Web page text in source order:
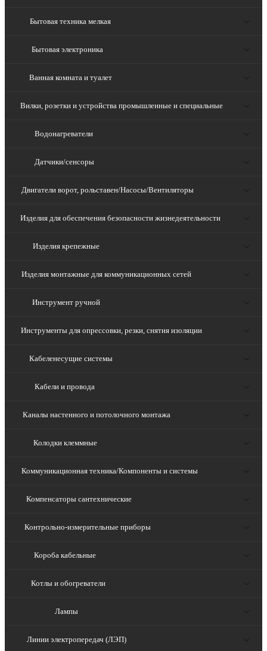
Бытовая техника мелкая
Бытовая электроника
Ванная комната и туалет
Вилки, розетки и устройства промышленные и специальные
Водонагреватели
Датчики/сенсоры
Двигатели ворот, рольставен/Насосы/Вентиляторы
Изделия для обеспечения безопасности жизнедеятельности
Изделия крепежные
Изделия монтажные для коммуникационных сетей
Инструмент ручной
Инструменты для опрессовки, резки, снятия изоляции
Кабеленесущие системы
Кабели и провода
Каналы настенного и потолочного монтажа
Колодки клеммные
Коммуникационная техника/Компоненты и системы
Компенсаторы сантехнические
Контрольно-измерительные приборы
Короба кабельные
Котлы и обогреватели
Лампы
Линии электропередач (ЛЭП)